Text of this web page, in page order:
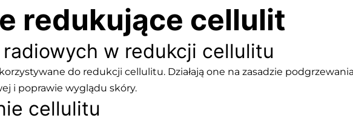
redukujące cellulit
w redukcji cellulitu
do redukcji cellulitu. Działają one na zasadzie
i poprawie wyglądu skóry.
cellulitu